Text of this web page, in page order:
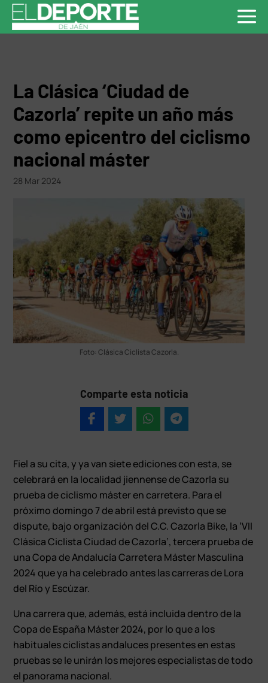
La Clásica ‘Ciudad de
Cazorla’ repite un año más
como epicentro del ciclismo
nacional máster
28 Mar 2024
Foto: Clásica Ciclista Cazorla.
Comparte esta noticia
Fiel a su cita, y ya van siete ediciones con esta, se
celebrará en la localidad jiennense de Cazorla su
prueba de ciclismo máster en carretera. Para el
próximo domingo 7 de abril está previsto que se
dispute, bajo organización del C.C. Cazorla Bike, la ‘VII
Clásica Ciclista Ciudad de Cazorla’, tercera prueba de
una Copa de Andalucía Carretera Máster Masculina
2024 que ya ha celebrado antes las carreras de Lora
del Río y Escúzar.
Una carrera que, además, está incluida dentro de la
Copa de España Máster 2024, por lo que a los
habituales ciclistas andaluces presentes en estas
pruebas se le unirán los mejores especialistas de todo
el panorama nacional.